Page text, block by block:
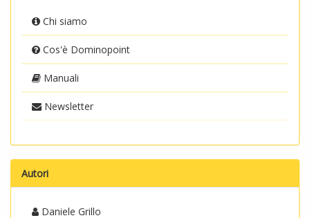
Chi siamo
Cos'è Dominopoint
Manuali
Newsletter
Autori
Daniele Grillo